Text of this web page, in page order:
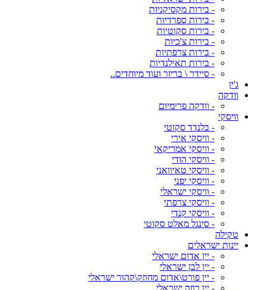
- בירות מקסיקניות
- בירות ספרדיות
- בירות סקוטיות
- בירות צ'כיות
- בירות צרפתיות
- בירות תאילנדיות
- סיידר \ בריזר ועוד מיוחדים..
ג'ין
וודקה
- וודקה פרימיום
וויסקי
- בלנדד סקוטי
- וויסקי אירי
- וויסקי אמריקאי
- וויסקי הודי
- וויסקי טאיוואני
- וויסקי יפני
- וויסקי ישראלי
- וויסקי צרפתי
- וויסקי קנדי
- סינגל מאלט סקוטי
טקילה
יינות ישראלים
- יין אדום ישראלי
- יין לבן ישראלי
- יין פורט\אדום מחוזק\קהור ישראלי
- יין רוזה ישראלי